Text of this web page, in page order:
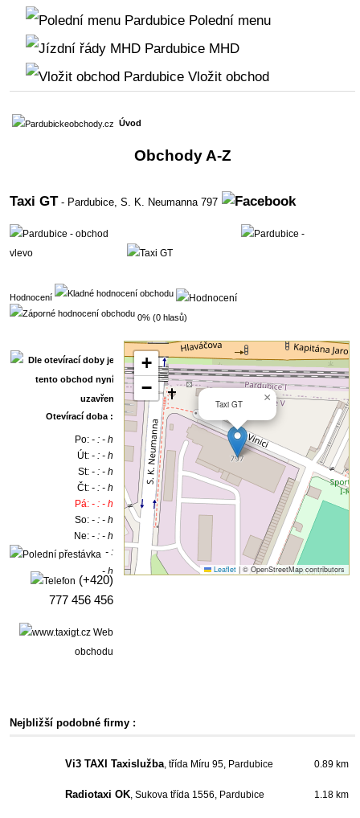
Polední menu
MHD
Vložit obchod
Úvod
Obchody A-Z
Taxi GT - Pardubice,S. K. Neumanna 797
Hodnocení
0% (0 hlasů)
Otevírací doba :
Po:- : - h
Út:- : - h
St:- : - h
Čt:- : - h
Pá:- : - h
So:- : - h
Ne:- : - h
- :
- h
(+420)
777 456 456
Web
obchodu
Taxi GT ×
+
−
Leaflet |© OpenStreetMap contributors
Nejbližší podobné firmy :
Vi3 TAXI Taxislužba, třída Míru 95, Pardubice 0.89 km
Radiotaxi OK, Sukova třída 1556, Pardubice 1.18 km